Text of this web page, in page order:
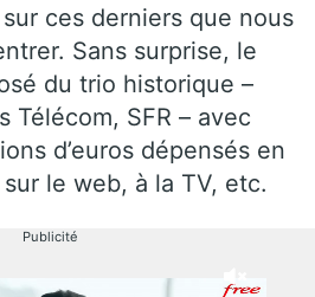
ces derniers que nous
Sans surprise, le
du trio historique –
Télécom, SFR – avec
d’euros dépensés en
le web, à la TV, etc.
Publicité